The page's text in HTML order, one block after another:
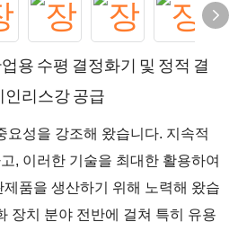
용 수평 결정화기 및 정적 결
리스강 공급
요성을 강조해 왔습니다. 지속적
, 이러한 기술을 최대한 활용하여
품을 생산하기 위해 노력해 왔습
장치 분야 전반에 걸쳐 특히 유용